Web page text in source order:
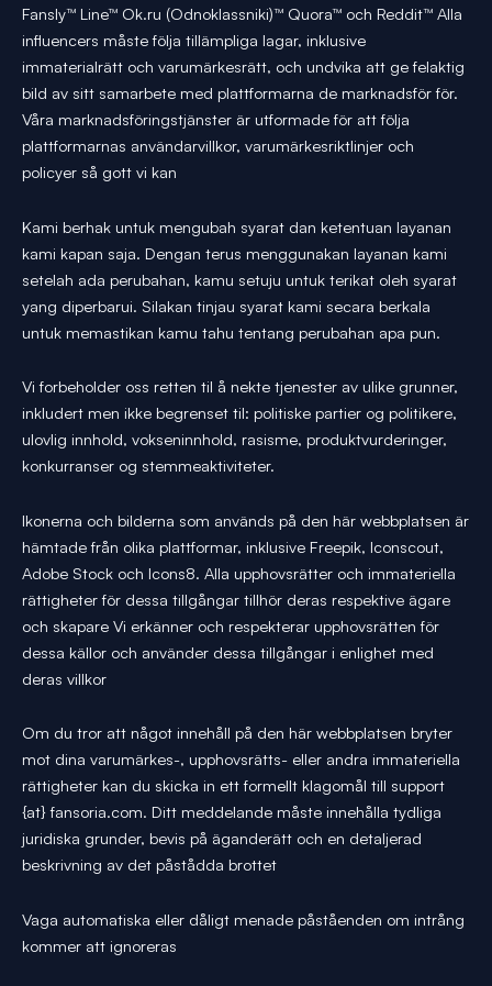
Fansly™ Line™ Ok.ru (Odnoklassniki)™ Quora™ och Reddit™ Alla
influencers måste följa tillämpliga lagar, inklusive
immaterialrätt och varumärkesrätt, och undvika att ge felaktig
bild av sitt samarbete med plattformarna de marknadsför för.
Våra marknadsföringstjänster är utformade för att följa
plattformarnas användarvillkor, varumärkesriktlinjer och
policyer så gott vi kan
Kami berhak untuk mengubah syarat dan ketentuan layanan
kami kapan saja. Dengan terus menggunakan layanan kami
setelah ada perubahan, kamu setuju untuk terikat oleh syarat
yang diperbarui. Silakan tinjau syarat kami secara berkala
untuk memastikan kamu tahu tentang perubahan apa pun.
Vi forbeholder oss retten til å nekte tjenester av ulike grunner,
inkludert men ikke begrenset til: politiske partier og politikere,
ulovlig innhold, vokseninnhold, rasisme, produktvurderinger,
konkurranser og stemmeaktiviteter.
Ikonerna och bilderna som används på den här webbplatsen är
hämtade från olika plattformar, inklusive Freepik, Iconscout,
Adobe Stock och Icons8. Alla upphovsrätter och immateriella
rättigheter för dessa tillgångar tillhör deras respektive ägare
och skapare Vi erkänner och respekterar upphovsrätten för
dessa källor och använder dessa tillgångar i enlighet med
deras villkor
Om du tror att något innehåll på den här webbplatsen bryter
mot dina varumärkes-, upphovsrätts- eller andra immateriella
rättigheter kan du skicka in ett formellt klagomål till support
{at} fansoria.com. Ditt meddelande måste innehålla tydliga
juridiska grunder, bevis på äganderätt och en detaljerad
beskrivning av det påstådda brottet
Vaga automatiska eller dåligt menade påståenden om intrång
kommer att ignoreras